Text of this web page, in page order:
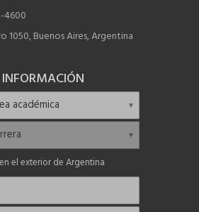
4600
1050, Buenos Aires, Argentina
el exterior de Argentina